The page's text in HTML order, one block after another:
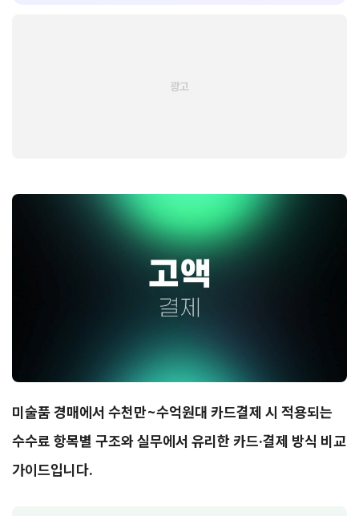
미술품 경매에서 수천만~수억원대 카드결제 시 적용되는
수수료 항목별 구조와 실무에서 유리한 카드·결제 방식 비교
가이드입니다.